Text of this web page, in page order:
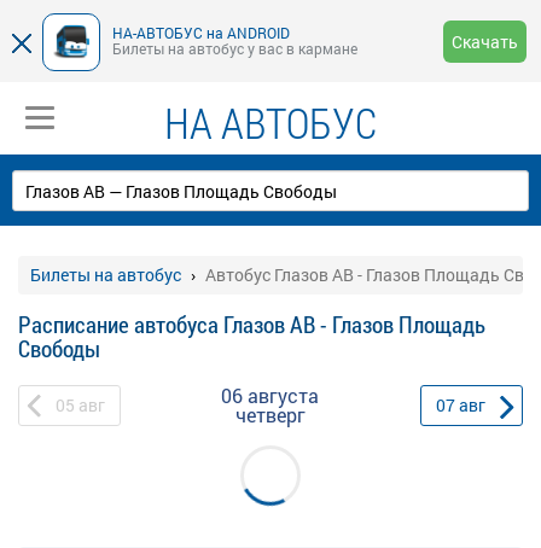
НА-АВТОБУС на ANDROID
Билеты на автобус у вас в кармане
Скачать
НА АВТОБУС
Билеты на автобус Автобус Глазов АВ - Глазов Площадь
Расписание автобуса Глазов АВ - Глазов Площадь
Свободы
05 авг 06 августа
четверг 07авг